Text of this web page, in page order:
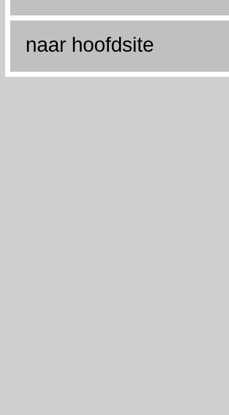
naar hoofdsite